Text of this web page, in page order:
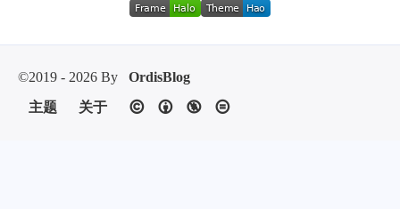
©2019 - 2026 By
OrdisBlog
主题
关于